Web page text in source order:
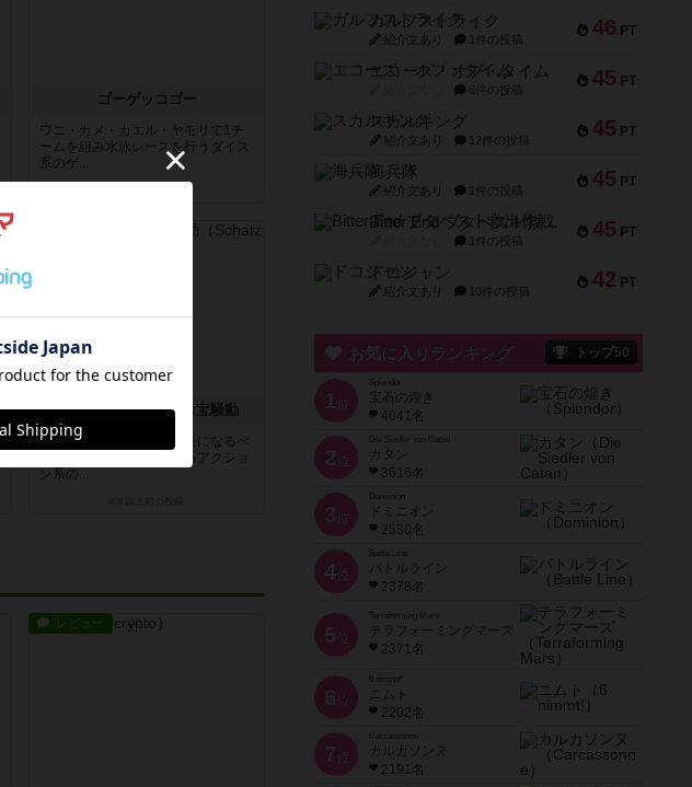
ゴーゲッコゴー
ワニ・カメ・カエル・ヤモリで1チ
ームを組み水泳レースを行うダイス
系のゲ...
お宝つめほうだい / お宝騒動
船員となりラングイバ船長になるべ
く多くのお宝を持って帰るアクショ
ン系の...
レビュー
46 PT
ガルフストライク
紹介文あり 1件の投稿
45 PT
エコーズ・オブ・タイム
8件の投稿
45 PT
スカルキング
紹介文あり 12件の投稿
45 PT
海兵隊
紹介文あり 1件の投稿
45 PT
Bitter End ブタペスト救出作戦
1件の投稿
42 PT
ドコジャン
紹介文あり 10件の投稿
お気に入りランキング トップ50
1 位
宝石の煌き
4041名
2 位
Die Siedler von Catan
カタン
3616名
3 位
ドミニオン
2530名
4位
Battle Line
バトルライン
2378名
5 位
Terraforming Mars
テラフォーミングマーズ
2371名
6 位
ニムト
2202名
7 位
Carcassonne
カルカソンヌ
2191名